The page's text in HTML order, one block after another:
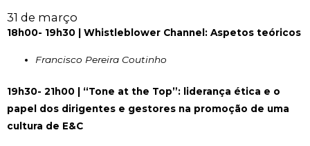
31 de março
18h00- 19h30 | Whistleblower Channel: Aspetos teóricos
Francisco Pereira Coutinho
19h30- 21h00 | “Tone at the Top”: liderança ética e o
papel dos dirigentes e gestores na promoção de uma
cultura de E&C